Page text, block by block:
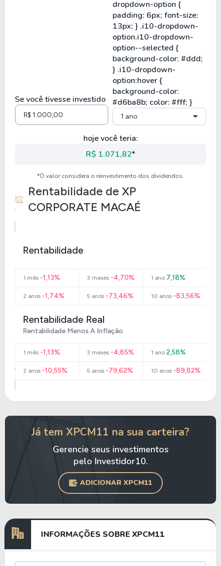
Se você tivesse investido
1 ano
hoje você teria:
R$ 1.071,82*
*O valor considera o reinvestimento dos dividendos.
Rentabilidade deXP
CORPORATE MACAÉ
Rentabilidade
1 mês -1,13% 3 meses -4,70% 1 ano7,18%
2 anos -1,74% 5 anos -73,46% 10 anos-83,56%
Rentabilidade Real
Rentabilidade Menos A Inflação.
1 mês -1,13% 3 meses -4,85% 1 ano2,58%
2 anos -10,55% 5 anos -79,62% 10 anos-89,82%
Já tem XPCM11 na sua carteira?
Gerencie seus investimentos
pelo Investidor10.
ADICIONAR XPCM11
INFORMAÇÕES SOBRE XPCM11